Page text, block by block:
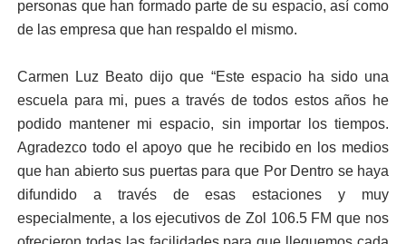
personas que han formado parte de su espacio, así como
de las empresa que han respaldo el mismo.
Carmen Luz Beato dijo que “Este espacio ha sido una
escuela para mi, pues a través de todos estos años he
podido mantener mi espacio, sin importar los tiempos.
Agradezco todo el apoyo que he recibido en los medios
que han abierto sus puertas para que Por Dentro se haya
difundido a través de esas estaciones y muy
especialmente, a los ejecutivos de Zol 106.5 FM que nos